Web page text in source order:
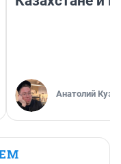
Анатолий